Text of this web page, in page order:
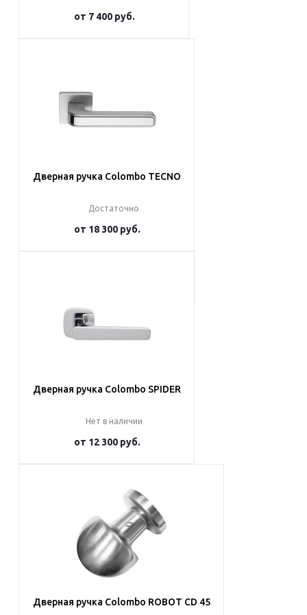
от 7 400 руб.
Дверная ручка Colombo TECNO
Достаточно
от 18 300 руб.
Дверная ручка Colombo SPIDER
Нет в наличии
от 12 300 руб.
Подробнее
Дверная ручка Colombo ROBOT CD 45